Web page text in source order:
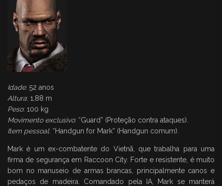
Idade: 52 anos
Altura: 1,88 m
Peso: 100 kg
Movimento exclusivo: “Guard” (Proteção contra ataques).
Item pessoal: “Handgun for Mark” (Handgun comum).
Mark é um ex-combatente do Vietnã, que trabalha para uma
firma de segurança em Raccoon City. Forte e resistente, é muito
bom no manuseio de armas brancas, principalmente canos e
pedaços de madeira. Comandado pela IA, Mark se manterá